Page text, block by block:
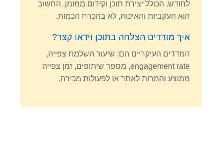
לחודש, הכולל יצירת תוכן וקידום ממומן. החשוב
הוא העקביות והאיכות, לא בהכרח הכמות.
איך מודדים הצלחה בתוכן וידאו קצר?
המדדים העיקריים הם: שיעור השלמת צפייה,
engagement rate, מספר שיתופים, זמן צפייה
ממוצע והמרות לאתר או לפעולות מכירה.